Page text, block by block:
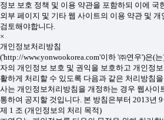
정보 보호 정책 및 이용 약관을 포함하되 이에 국
외부 페이지 및 기타 웹 사이트의 이용 약관 및
검토해야합니다.
×
개인정보처리방침
('http://www.yonwookorea.com'이하 '㈜연우')은(
자의 개인정보 보호 및 권익을 보호하고 개인정
활하게 처리할 수 있도록 다음과 같은 처리방침
사는 개인정보처리방침을 개정하는 경우 웹사이
통하여 공지할 것입니다. 본 방침은부터 2013년
제 1 조 (개인정보의 처리 목적)